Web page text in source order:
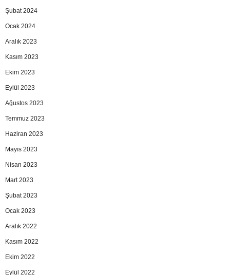
Şubat 2024
Ocak 2024
Aralık 2023
Kasım 2023
Ekim 2023
Eylül 2023
Ağustos 2023
Temmuz 2023
Haziran 2023
Mayıs 2023
Nisan 2023
Mart 2023
Şubat 2023
Ocak 2023
Aralık 2022
Kasım 2022
Ekim 2022
Eylül 2022